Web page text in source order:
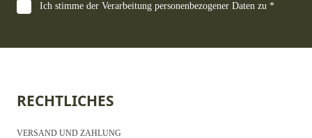
Ich stimme der Verarbeitung personenbezogener Daten zu *
RECHTLICHES
VERSAND UND ZAHLUNG